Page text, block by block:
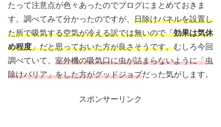
たって注意点が色々あったのでブログにまとめておきま
す。調べてみて分かったのですが、 日除けパネルを設置し
た所で吸気する空気が冷える訳では無いので「効果は気休
め程度」だと思っておいた方が良さそうです。むしろ今回
調べていて、 室外機の吸気口に虫が詰まらないように「虫
除けバリア」をした方がグッドジョブだった気がします。
スポンサーリンク